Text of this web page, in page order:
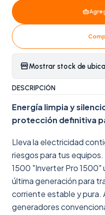
Mostrar stock de
DESCRIPCIÓN
Energía limpia y
protección definitiva
Lleva la electricidad
riesgos para tus
1500 "Inverter Pro
última generación para
corriente estable y pura.
generadores